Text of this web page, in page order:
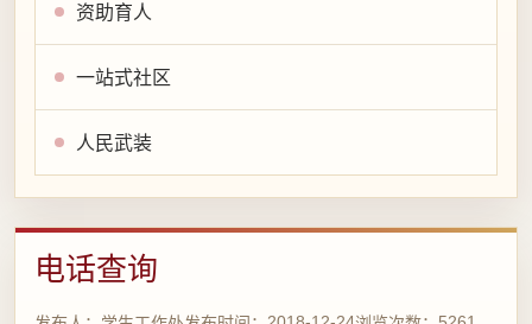
资助育人
一站式社区
人民武装
电话查询